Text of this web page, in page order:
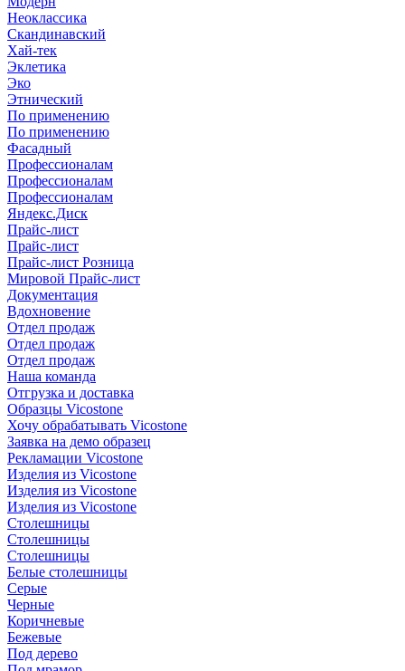
Неоклассика
Скандинавский
Хай-тек
Эклетика
Эко
Этнический
По применению
По применению
Фасадный
Профессионалам
Профессионалам
Профессионалам
Яндекс.Диск
Прайс-лист
Прайс-лист
Прайс-лист Розница
Мировой Прайс-лист
Документация
Вдохновение
Отдел продаж
Отдел продаж
Отдел продаж
Наша команда
Отгрузка и доставка
Образцы Vicostone
Хочу обрабатывать Vicostone
Заявка на демо образец
Рекламации Vicostone
Изделия из Vicostone
Изделия из Vicostone
Изделия из Vicostone
Столешницы
Столешницы
Столешницы
Белые столешницы
Серые
Черные
Коричневые
Бежевые
Под дерево